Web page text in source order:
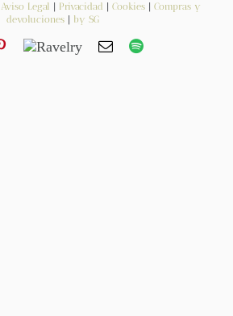
Contacto
Newsletter
Aviso Legal Privacidad Cookies| Compras y
devoluciones| by SG